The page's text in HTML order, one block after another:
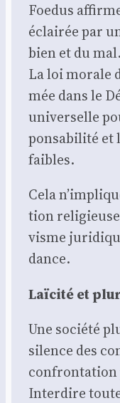
Foe­dus
éclai­rée par
bien et du mal.
La loi morale
mée dans le
uni­ver­selle
pon­sa­bi­li­té et
faibles.
Cela
tion
visme
dance.
Laï­ci­té et
Une socié­té
silence des
confron­ta­tion
Inter­dire